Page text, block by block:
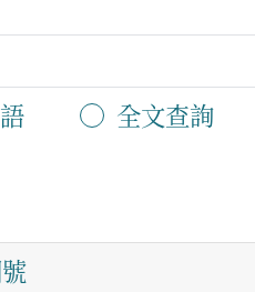
全文查詢